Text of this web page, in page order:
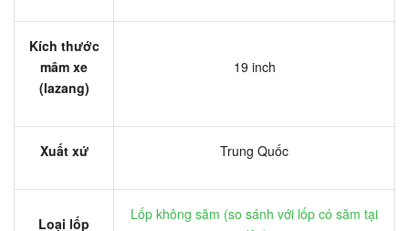
Kích thước
mâm xe
(lazang)
19 inch
Xuất xứ Trung Quốc
Loại lốp
Lốp không săm (so sánh với lốp có săm tại